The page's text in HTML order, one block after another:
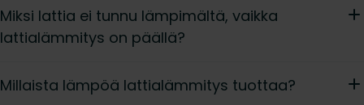
Miksi lattia ei tunnu lämpimältä, vaikka
lattialämmitys on päällä?
Millaista lämpöä lattialämmitys tuottaa?